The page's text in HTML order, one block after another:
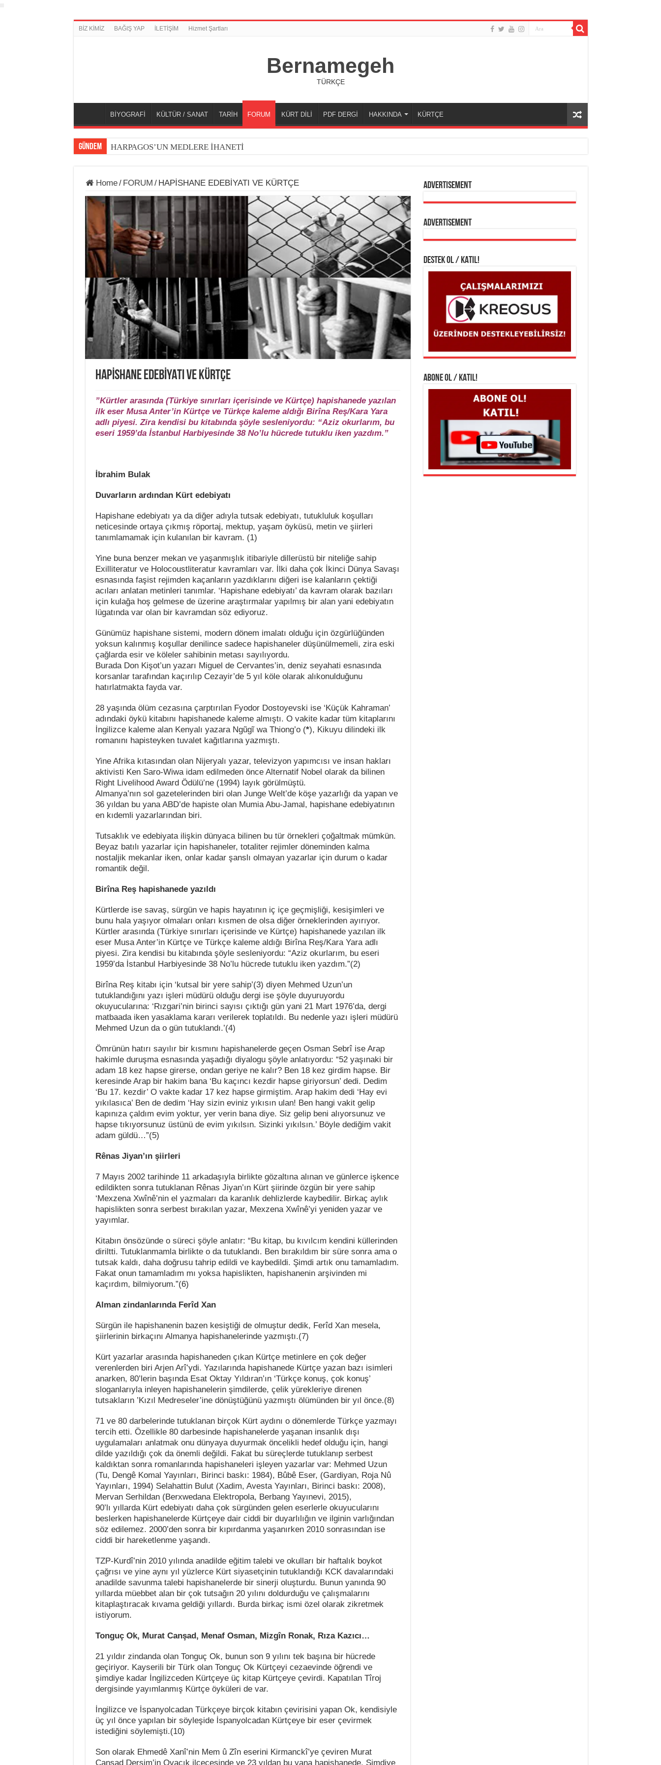
BİZ KİMİZ BAĞIŞ YAP İLETİŞİM Hizmet Şartları
Bernamegeh
TÜRKÇE
BİYOGRAFİ KÜLTÜR / SANAT TARİH FORUM KÜRT DİLİ PDF DERGİ HAKKINDA KÜRTÇE
GÜNDEM HARPAGOS’UN MEDLERE İHANETİ
Home/ FORUM / HAPİSHANE EDEBİYATI VE KÜRTÇE
HAPİSHANE EDEBİYATI VE KÜRTÇE
”Kürtler arasında (Türkiye sınırları içerisinde ve Kürtçe) hapishanede yazılan
ilk eser Musa Anter’in Kürtçe ve Türkçe kaleme aldığı Birîna Reş/Kara Yara
adlı piyesi. Zira kendisi bu kitabında şöyle sesleniyordu: “Aziz okurlarım, bu
eseri 1959’da İstanbul Harbiyesinde 38 No’lu hücrede tutuklu iken yazdım.”
İbrahim Bulak
Duvarların ardından Kürt edebiyatı
Hapishane edebiyatı ya da diğer adıyla tutsak edebiyatı, tutukluluk koşulları
neticesinde ortaya çıkmış röportaj, mektup, yaşam öyküsü, metin ve şiirleri
tanımlamamak için kulanılan bir kavram. (1)
Yine buna benzer mekan ve yaşanmışlık itibariyle dillerüstü bir niteliğe sahip
Exilliteratur ve Holocoustliteratur kavramları var. İlki daha çok İkinci Dünya Savaşı
esnasında faşist rejimden kaçanların yazdıklarını diğeri ise kalanların çektiği
acıları anlatan metinleri tanımlar. ‘Hapishane edebiyatı’ da kavram olarak bazıları
için kulağa hoş gelmese de üzerine araştırmalar yapılmış bir alan yani edebiyatın
lügatında var olan bir kavramdan söz ediyoruz.
Günümüz hapishane sistemi, modern dönem imalatı olduğu için özgürlüğünden
yoksun kalınmış koşullar denilince sadece hapishaneler düşünülmemeli, zira eski
çağlarda esir ve köleler sahibinin metası sayılıyordu.
Burada Don Kişot’un yazarı Miguel de Cervantes’in, deniz seyahati esnasında
korsanlar tarafından kaçırılıp Cezayir’de 5 yıl köle olarak alıkonulduğunu
hatırlatmakta fayda var.
28 yaşında ölüm cezasına çarptırılan Fyodor Dostoyevski ise ‘Küçük Kahraman’
adındaki öykü kitabını hapishanede kaleme almıştı. O vakite kadar tüm kitaplarını
İngilizce kaleme alan Kenyalı yazara Ngũgĩ wa Thiong’o (*), Kikuyu dilindeki ilk
romanını hapisteyken tuvalet kağıtlarına yazmıştı.
Yine Afrika kıtasından olan Nijeryalı yazar, televizyon yapımcısı ve insan hakları
aktivisti Ken Saro-Wiwa idam edilmeden önce Alternatif Nobel olarak da bilinen
Right Livelihood Award Ödülü’ne (1994) layık görülmüştü.
Almanya’nın sol gazetelerinden biri olan Junge Welt’de köşe yazarlığı da yapan ve
36 yıldan bu yana ABD’de hapiste olan Mumia Abu-Jamal, hapishane edebiyatının
en kıdemli yazarlarından biri.
Tutsaklık ve edebiyata ilişkin dünyaca bilinen bu tür örnekleri çoğaltmak mümkün.
Beyaz batılı yazarlar için hapishaneler, totaliter rejimler döneminden kalma
nostaljik mekanlar iken, onlar kadar şanslı olmayan yazarlar için durum o kadar
romantik değil.
Birîna Reş hapishanede yazıldı
Kürtlerde ise savaş, sürgün ve hapis hayatının iç içe geçmişliği, kesişimleri ve
bunu hala yaşıyor olmaları onları kısmen de olsa diğer örneklerinden ayırıyor.
Kürtler arasında (Türkiye sınırları içerisinde ve Kürtçe) hapishanede yazılan ilk
eser Musa Anter’in Kürtçe ve Türkçe kaleme aldığı Birîna Reş/Kara Yara adlı
piyesi. Zira kendisi bu kitabında şöyle sesleniyordu: “Aziz okurlarım, bu eseri
1959’da İstanbul Harbiyesinde 38 No’lu hücrede tutuklu iken yazdım.”(2)
Birîna Reş kitabı için ‘kutsal bir yere sahip’(3) diyen Mehmed Uzun’un
tutuklandığını yazı işleri müdürü olduğu dergi ise şöyle duyuruyordu
okuyucularına: ‘Rızgari’nin birinci sayısı çıktığı gün yani 21 Mart 1976’da, dergi
matbaada iken yasaklama kararı verilerek toplatıldı. Bu nedenle yazı işleri müdürü
Mehmed Uzun da o gün tutuklandı.’(4)
Ömrünün hatırı sayılır bir kısmını hapishanelerde geçen Osman Sebrî ise Arap
hakimle duruşma esnasında yaşadığı diyalogu şöyle anlatıyordu: “52 yaşınaki bir
adam 18 kez hapse girerse, ondan geriye ne kalır? Ben 18 kez girdim hapse. Bir
keresinde Arap bir hakim bana ‘Bu kaçıncı kezdir hapse giriyorsun’ dedi. Dedim
‘Bu 17. kezdir’ O vakte kadar 17 kez hapse girmiştim. Arap hakim dedi ‘Hay evi
yıkılasıca’ Ben de dedim ‘Hay sizin eviniz yıkısın ulan! Ben hangi vakit gelip
kapınıza çaldım evim yoktur, yer verin bana diye. Siz gelip beni alıyorsunuz ve
hapse tıkıyorsunuz üstünü de evim yıkılsın. Sizinki yıkılsın.’ Böyle dediğim vakit
adam güldü…”(5)
Rênas Jiyan’ın şiirleri
7 Mayıs 2002 tarihinde 11 arkadaşıyla birlikte gözaltına alınan ve günlerce işkence
edildikten sonra tutuklanan Rênas Jiyan’ın Kürt şiirinde özgün bir yere sahip
‘Mexzena Xwînê’nin el yazmaları da karanlık dehlizlerde kaybedilir. Birkaç aylık
hapislikten sonra serbest bırakılan yazar, Mexzena Xwînê’yi yeniden yazar ve
yayımlar.
Kitabın önsözünde o süreci şöyle anlatır: “Bu kitap, bu kıvılcım kendini küllerinden
diriltti. Tutuklanmamla birlikte o da tutuklandı. Ben bırakıldım bir süre sonra ama o
tutsak kaldı, daha doğrusu tahrip edildi ve kaybedildi. Şimdi artık onu tamamladım.
Fakat onun tamamladım mı yoksa hapislikten, hapishanenin arşivinden mi
kaçırdım, bilmiyorum.”(6)
Alman zindanlarında Ferîd Xan
Sürgün ile hapishanenin bazen kesiştiği de olmuştur dedik, Ferîd Xan mesela,
şiirlerinin birkaçını Almanya hapishanelerinde yazmıştı.(7)
Kürt yazarlar arasında hapishaneden çıkan Kürtçe metinlere en çok değer
verenlerden biri Arjen Arî’ydi. Yazılarında hapishanede Kürtçe yazan bazı isimleri
anarken, 80’lerin başında Esat Oktay Yıldıran’ın ‘Türkçe konuş, çok konuş’
sloganlarıyla inleyen hapishanelerin şimdilerde, çelik yürekleriye direnen
tutsakların ’Kızıl Medreseler’ine dönüştüğünü yazmıştı ölümünden bir yıl önce.(8)
71 ve 80 darbelerinde tutuklanan birçok Kürt aydını o dönemlerde Türkçe yazmayı
tercih etti. Özellikle 80 darbesinde hapishanelerde yaşanan insanlık dışı
uygulamaları anlatmak onu dünyaya duyurmak öncelikli hedef olduğu için, hangi
dilde yazıldığı çok da önemli değildi. Fakat bu süreçlerde tutuklanıp serbest
kaldıktan sonra romanlarında hapishaneleri işleyen yazarlar var: Mehmed Uzun
(Tu, Dengê Komal Yayınları, Birinci baskı: 1984), Bûbê Eser, (Gardiyan, Roja Nû
Yayınları, 1994) Selahattin Bulut (Xadim, Avesta Yayınları, Birinci baskı: 2008),
Mervan Serhildan (Berxwedana Elektropola, Berbang Yayınevi, 2015),
90’lı yıllarda Kürt edebiyatı daha çok sürgünden gelen eserlerle okuyucularını
beslerken hapishanelerde Kürtçeye dair ciddi bir duyarlılığın ve ilginin varlığından
söz edilemez. 2000’den sonra bir kıpırdanma yaşanırken 2010 sonrasından ise
ciddi bir hareketlenme yaşandı.
TZP-Kurdî’nin 2010 yılında anadilde eğitim talebi ve okulları bir haftalık boykot
çağrısı ve yine aynı yıl yüzlerce Kürt siyasetçinin tutuklandığı KCK davalarındaki
anadilde savunma talebi hapishanelerde bir sinerji oluşturdu. Bunun yanında 90
yıllarda müebbet alan bir çok tutsağın 20 yılını doldurduğu ve çalışmalarını
kitaplaştıracak kıvama geldiği yıllardı. Burda birkaç ismi özel olarak zikretmek
istiyorum.
Tonguç Ok, Murat Canşad, Menaf Osman, Mizgîn Ronak, Rıza Kazıcı…
21 yıldır zindanda olan Tonguç Ok, bunun son 9 yılını tek başına bir hücrede
geçiriyor. Kayserili bir Türk olan Tonguç Ok Kürtçeyi cezaevinde öğrendi ve
şimdiye kadar İngilizceden Kürtçeye üç kitap Kürtçeye çevirdi. Kapatılan Tîroj
dergisinde yayımlanmış Kürtçe öyküleri de var.
İngilizce ve İspanyolcadan Türkçeye birçok kitabın çevirisini yapan Ok, kendisiyle
üç yıl önce yapılan bir söyleşide İspanyolcadan Kürtçeye bir eser çevirmek
istediğini söylemişti.(10)
Son olarak Ehmedê Xanî’nin Mem û Zîn eserini Kirmanckî’ye çeviren Murat
Canşad Dersim’in Ovacık ilçecesinde ve 23 yıldan bu yana hapishanede. Şimdiye
Advertisement
Advertisement
DESTEK OL / KATIL!
ABONE OL / KATIL!